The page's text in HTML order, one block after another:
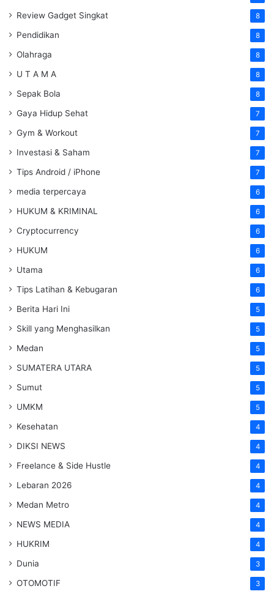
Review Gadget Singkat 8
Pendidikan 8
Olahraga 8
U T A M A 8
Sepak Bola 8
Gaya Hidup Sehat 7
Gym & Workout 7
Investasi & Saham 7
Tips Android / iPhone 7
media terpercaya 6
HUKUM & KRIMINAL 6
Cryptocurrency 6
HUKUM 6
Utama 6
Tips Latihan & Kebugaran 6
Berita Hari Ini 5
Skill yang Menghasilkan 5
Medan 5
SUMATERA UTARA 5
Sumut 5
UMKM 5
Kesehatan 4
DIKSI NEWS 4
Freelance & Side Hustle 4
Lebaran 2026 4
Medan Metro 4
NEWS MEDIA 4
HUKRIM 4
Dunia 3
OTOMOTIF 3